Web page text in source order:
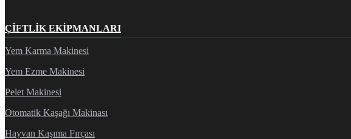
ÇIFTLIK EKIPMANLARI
Yem Karma Makinesi
Yem Ezme Makinesi
Pelet Makinesi
Otomatik Kaşağı Makinası
Hayvan Kaşıma Fırçası